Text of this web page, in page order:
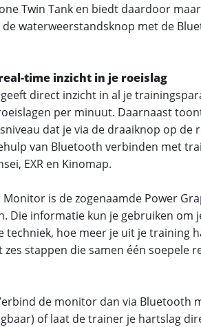
Twin Tank en biedt daardoor
waterweerstandsknop met de
time inzicht in je roeislag
direct inzicht in al je
per minuut. Daarnaast
dat je via de draaiknop op de
van Bluetooth verbinden met
EXR en Kinomap.
is de zogenaamde Power
Die informatie kun je gebruiken om
techniek, hoe meer je uit je training
stappen die samen één soepele
de monitor dan via Bluetooth
of laat de trainer je hartslag